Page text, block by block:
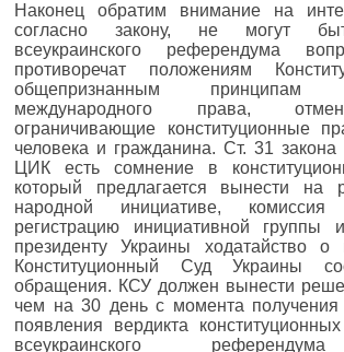
Наконец обратим внимание на
согласно закону, не могут
всеукраинского референдума
противоречат положениям
общепризнанным
международного права,
ограничивающие конституционные
человека и гражданина. Ст. 31 закона
ЦИК есть сомнение в
который предлагается вынести на
народной инициативе, комиссия
регистрацию инициативной группы
президенту Украины ходатайство о
Конституционный Суд Украины
обращения. КСУ должен вынести
чем на 30 день с момента
появления вердикта
всеукраинского